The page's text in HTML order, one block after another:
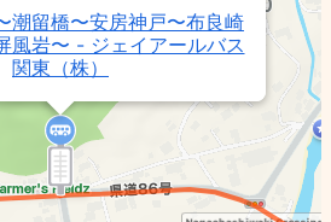
潮留橋〜安房神戸〜布良崎
風岩〜 - ジェイアールバス
関東（株）